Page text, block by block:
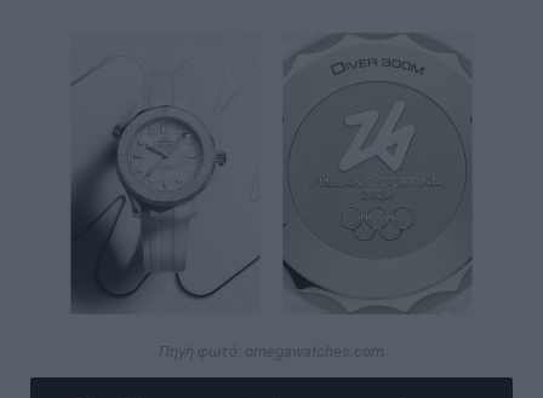
Πηγή φωτό: omegawatches.com